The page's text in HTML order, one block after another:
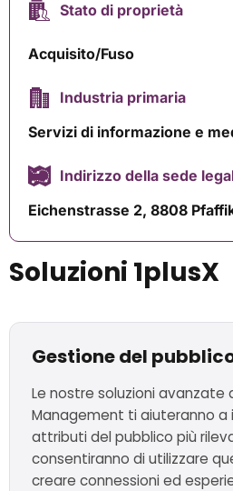
Stato di proprietà
Acquisito/Fuso
Industria primaria
Servizi di informazione e
Indirizzo della sede
Eichenstrasse 2, 8808
Soluzioni 1plusX
Gestione del
Le nostre soluzioni avanzate
Management ti aiuteranno a
attributi del pubblico più
consentiranno di utilizzare
creare connessioni ed